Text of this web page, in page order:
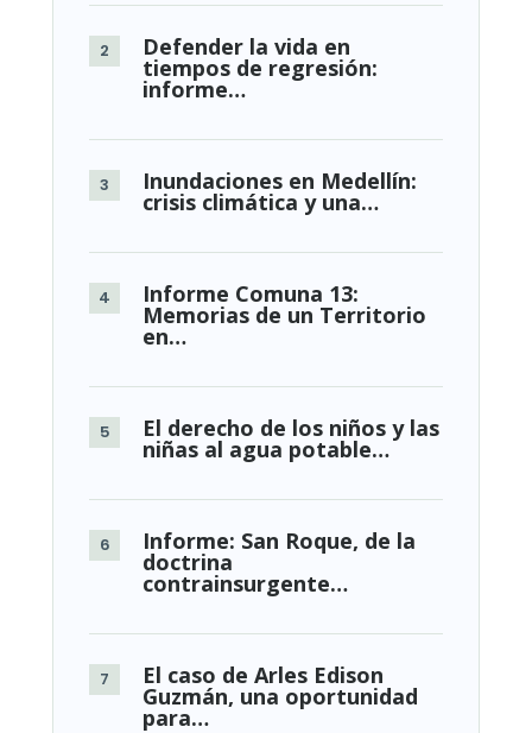
Defender la vida en
tiempos de regresión:
informe…
Inundaciones en Medellín:
crisis climática y una…
Informe Comuna 13:
Memorias de un Territorio
en…
El derecho de los niños y las
niñas al agua potable…
Informe: San Roque, de la
doctrina
contrainsurgente…
El caso de Arles Edison
Guzmán, una oportunidad
para…